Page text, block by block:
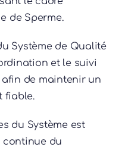
de Sperme.
Système de Qualité
et le suivi
de maintenir un
fiable.
du Système est
du